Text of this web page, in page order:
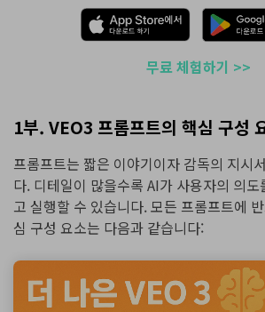
무료 체험하기 >>
1부. VEO3 프롬프트의 핵심 구성
프롬프트는 짧은 이야기이자 감독의 지시
다. 디테일이 많을수록 AI가 사용자의 의
고 실행할 수 있습니다. 모든 프롬프트에
심 구성 요소는 다음과 같습니다: